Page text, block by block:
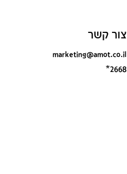
צור קשר
marketing@amot.co.il
*2668